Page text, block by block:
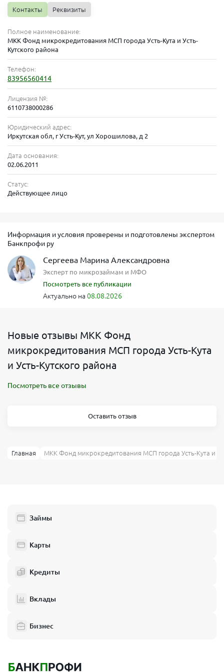
Контакты Реквизиты
Полное наименование:
МКК Фонд микрокредитования МСП города Усть-Кута и Усть-
Кутского района
Телефон:
83956560414
Лицензия №:
6110738000286
Юридический адрес:
Иркутская обл, г Усть-Кут, ул Хорошилова, д 2
Дата основания:
02.06.2011
Статус:
Действующее лицо
Информация и условия проверены и подготовлены экспертом
Банкпрофи ру
Сергеева Марина Александровна
Эксперт по микрозаймам и МФО
Посмотреть все публикации
Актуально на 08.08.2026
Новые отзывы МКК Фонд
микрокредитования МСП города Усть-Кута
и Усть-Кутского района
Посмотреть все отзывы
Оставить отзыв
Главная МКК Фонд микрокредитования МСП города Усть-Кута и
Займы
Карты
Кредиты
Вклады
Бизнес